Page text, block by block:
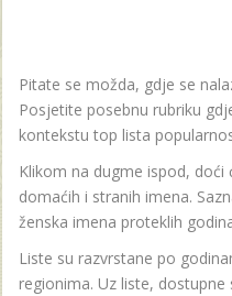
Pitate se možda, gdje se
Posjetite posebnu rubriku
kontekstu top lista
Klikom na dugme ispod,
domaćih i stranih imena.
ženska imena proteklih
Liste su razvrstane po
regionima. Uz liste,